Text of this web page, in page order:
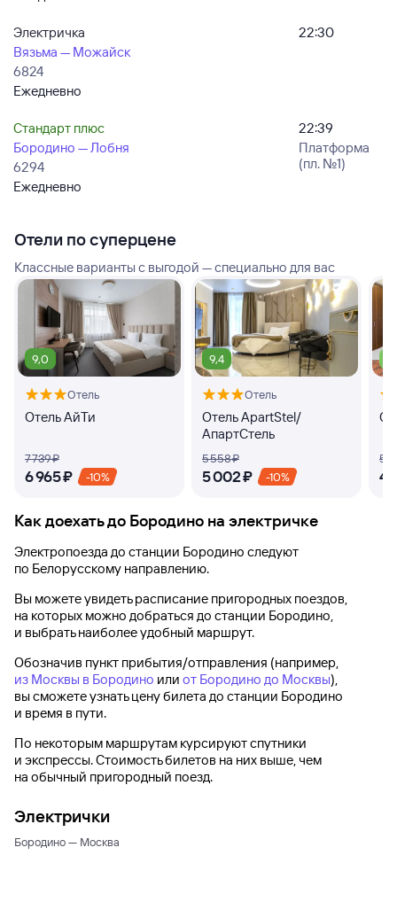
Электричка
Вязьма — Можайск
6824
Ежедневно
22:30
Стандарт плюс
Бородино — Лобня
6294
Ежедневно
22:39
Платформа
(пл. №1)
Отели по суперцене
Классные варианты с выгодой — специально для вас
9,0
Отель
Отель АйТи
7 ⁠739 ⁠₽
6 ⁠965 ⁠₽ -10%
9,4
Отель
Отель ApartStel/
АпартСтель
5 ⁠558 ⁠₽
5 ⁠002 ⁠₽ -10%
5
4
Как доехать до Бородино на электричке
Электропоезда до станции Бородино следуют
по Белорусскому направлению.
Вы можете увидеть расписание пригородных поездов,
на которых можно добраться до станции Бородино,
и выбрать наиболее удобный маршрут.
Обозначив пункт прибытия/отправления (например,
из Москвы в Бородино или от Бородино до Москвы),
вы сможете узнать цену билета до станции Бородино
и время в пути.
По некоторым маршрутам курсируют спутники
и экспрессы. Стоимость билетов на них выше, чем
на обычный пригородный поезд.
Электрички
Бородино — Москва